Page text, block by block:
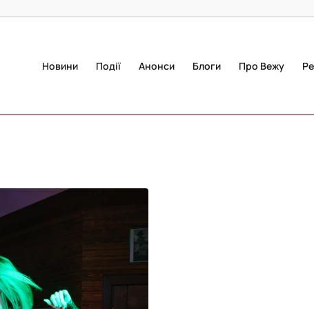
Новини Події Анонси Блоги Про Вежу